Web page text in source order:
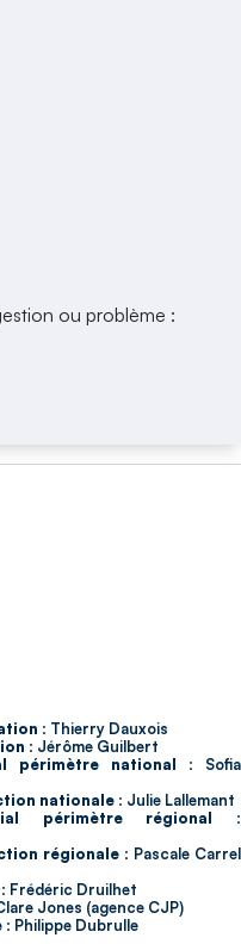
ou problème :
: Thierry Dauxois
: Jérôme Guilbert
périmètre national : Sofia
nationale : Julie Lallemant
périmètre régional :
régionale : Pascale Carrel
Frédéric Druilhet
Jones (agence CJP)
: Philippe Dubrulle